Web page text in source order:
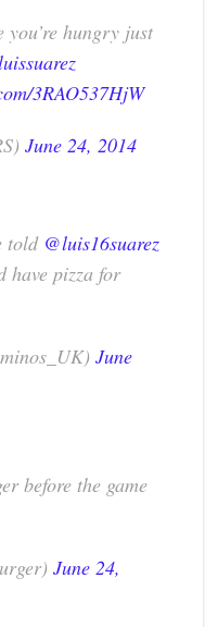
you’re hungry just
3RAO537HjW
June 24, 2014
told @luis16suarez
have pizza for
June
before the game
June 24,